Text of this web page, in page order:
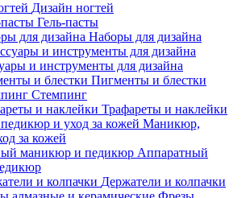
Дизайн ногтей
Гель-пасты
Наборы для дизайна
и инструменты для дизайна
Пигменты и блестки
Стемпинг
Трафареты и наклейки
Маникюр,
за кожей
Аппаратный
Держатели и колпачки